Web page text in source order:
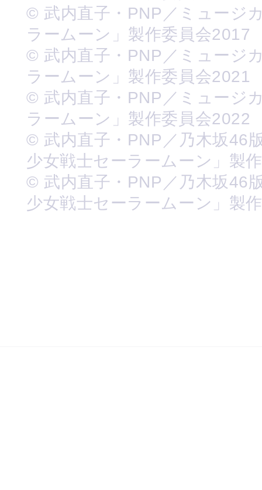
© 武内直子・PNP／ミュージ
ラームーン」製作委員会2017
© 武内直子・PNP／ミュージ
ラームーン」製作委員会2021
© 武内直子・PNP／ミュージ
ラームーン」製作委員会2022
© 武内直子・PNP／乃木坂46
少女戦士セーラームーン」製
© 武内直子・PNP／乃木坂46
少女戦士セーラームーン」製